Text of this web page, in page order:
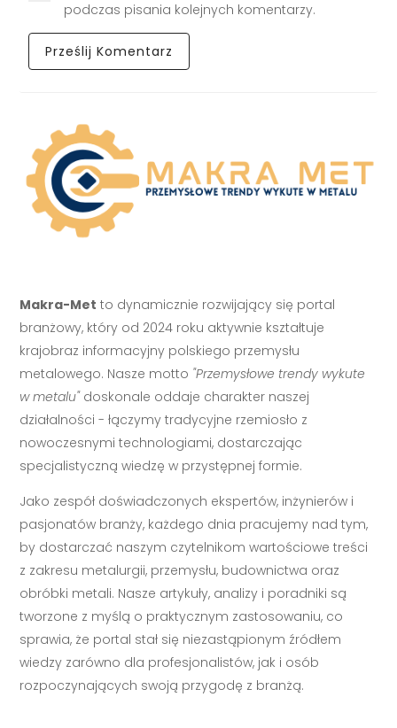
podczas pisania kolejnych komentarzy.
Makra-Met to dynamicznie rozwijający się portal
branżowy, który od 2024 roku aktywnie kształtuje
krajobraz informacyjny polskiego przemysłu
metalowego. Nasze motto "Przemysłowe trendy wykute
w metalu"doskonale oddaje charakter naszej
działalności - łączymy tradycyjne rzemiosło z
nowoczesnymi technologiami, dostarczając
specjalistyczną wiedzę w przystępnej formie.
Jako zespół doświadczonych ekspertów, inżynierów i
pasjonatów branży, każdego dnia pracujemy nad tym,
by dostarczać naszym czytelnikom wartościowe treści
z zakresu metalurgii, przemysłu, budownictwa oraz
obróbki metali. Nasze artykuły, analizy i poradniki są
tworzone z myślą o praktycznym zastosowaniu, co
sprawia, że portal stał się niezastąpionym źródłem
wiedzy zarówno dla profesjonalistów, jak i osób
rozpoczynających swoją przygodę z branżą.